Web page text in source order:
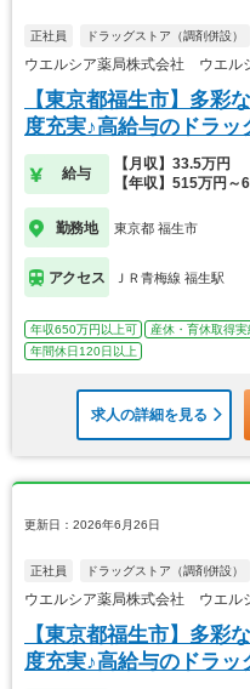
正社員 ドラッグストア（調剤併設）
ウエルシア薬局株式会社 ウエル
【東京都福生市】多彩
度充実♪高給与のドラ
給与
【月収】33.5万円
【年収】515万円～
勤務地 東京都 福生市
アクセス ＪＲ青梅線 福生駅
年収650万円以上可 産休・育休取得実
年間休日120日以上
求人の詳細を見る
更新日：2026年6月26日
正社員 ドラッグストア（調剤併設）
ウエルシア薬局株式会社 ウエル
【東京都福生市】多彩
度充実♪高給与のドラ